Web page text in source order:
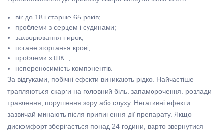
вік до 18 і старше 65 років;
проблеми з серцем і судинами;
захворювання нирок;
погане згортання крові;
проблеми з ШКТ;
непереносимість компонентів.
За відгуками, побічні ефекти виникають рідко. Найчастіше
трапляються скарги на головний біль, запаморочення, розлади
травлення, порушення зору або слуху. Негативні ефекти
зазвичай минають після припинення дії препарату. Якщо
дискомфорт зберігається понад 24 години, варто звернутися